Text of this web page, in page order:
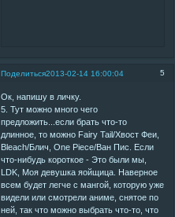
Поделиться 5
2013-02-14 16:00:04
Ок, напишу в личку.
5. Тут можно много чего
предложить...если брать что-то
длинное, то можно Fairy Tail/Хвост Феи,
Bleach/Блич, One Piece/Ван Пис. Если
что-нибудь короткое - Это были мы,
LDK, Моя девушка яойщица. Наверное
всем будет легче с мангой, которую уже
видели или смотрели аниме, снятое по
ней, так что можно выбрать что-то, что